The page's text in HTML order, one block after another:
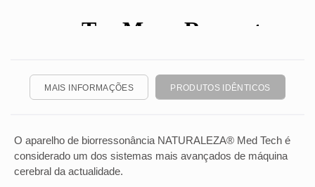
MAIS INFORMAÇÕES PRODUTOS IDÊNTICOS
O aparelho de biorressonância NATURALEZA® Med Tech é
considerado um dos sistemas mais avançados de máquina
cerebral da actualidade.